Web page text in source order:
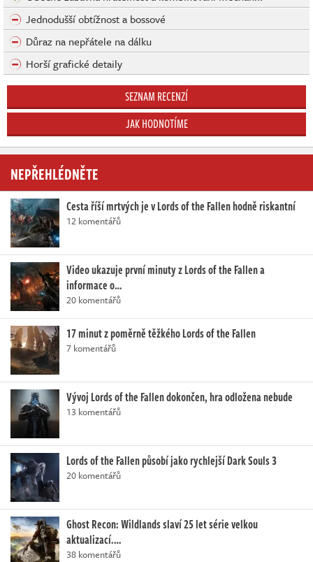
Jednodušší obtížnost a bossové
Důraz na nepřátele na dálku
Horší grafické detaily
SEZNAM RECENZÍ
JAK HODNOTÍME
NEPŘEHLÉDNĚTE
Cesta říší mrtvých je v Lords of the Fallen hodně riskantní
12 komentářů
Video ukazuje první minuty z Lords of the Fallen a
informace o…
20 komentářů
17 minut z poměrně těžkého Lords of the Fallen
7 komentářů
Vývoj Lords of the Fallen dokončen, hra odložena nebude
13 komentářů
Lords of the Fallen působí jako rychlejší Dark Souls 3
20 komentářů
Ghost Recon: Wildlands slaví 25 let série velkou
aktualizací.…
38 komentářů